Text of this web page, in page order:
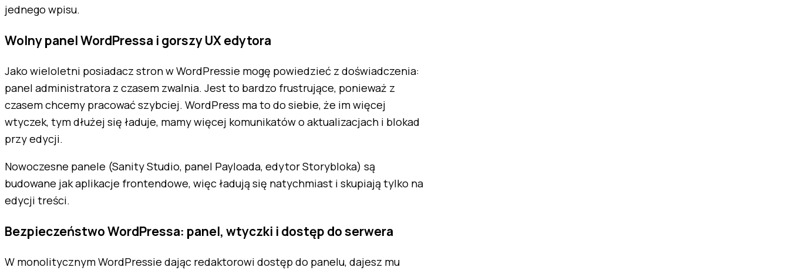
jednego wpisu.
Wolny panel WordPressa i gorszy UX edytora
Jako wieloletni posiadacz stron w WordPressie mogę powiedzieć z doświadczenia:
panel administratora z czasem zwalnia. Jest to bardzo frustrujące, ponieważ z
czasem chcemy pracować szybciej. WordPress ma to do siebie, że im więcej
wtyczek, tym dłużej się ładuje, mamy więcej komunikatów o aktualizacjach i blokad
przy edycji.
Nowoczesne panele (Sanity Studio, panel Payloada, edytor Storybloka) są
budowane jak aplikacje frontendowe, więc ładują się natychmiast i skupiają tylko na
edycji treści.
Bezpieczeństwo WordPressa: panel, wtyczki i dostęp do serwera
W monolitycznym WordPressie dając redaktorowi dostęp do panelu, dajesz mu